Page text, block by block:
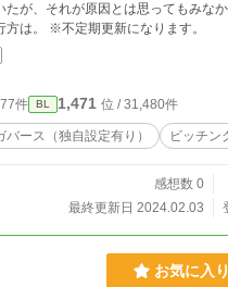
、それが原因とは思ってもみなかった。
寵愛され戸惑うルカの行方は。 ※不定期更新になります。
件 BL 1,471 位 / 31,480件
バース（独自設定有り） ビッチン
感想数 0
最終更新日 2024.02.03
お気に入